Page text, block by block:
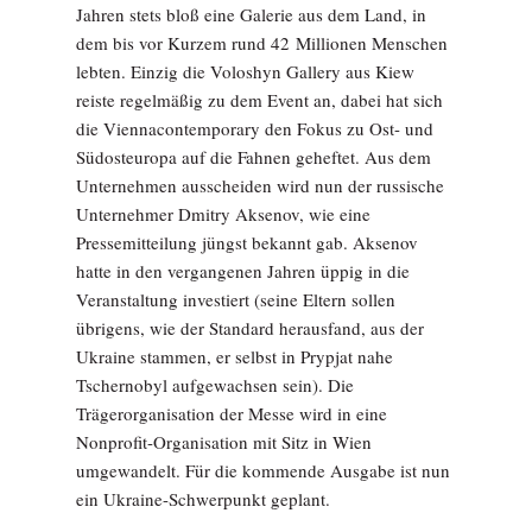
Jahren stets bloß eine Galerie aus dem Land, in
dem bis vor Kurzem rund 42 Millionen Menschen
lebten. Einzig die Voloshyn Gallery aus Kiew
reiste regelmäßig zu dem Event an, dabei hat sich
die Viennacontemporary den Fokus zu Ost- und
Südosteuropa auf die Fahnen geheftet. Aus dem
Unternehmen ausscheiden wird nun der russische
Unternehmer Dmitry Aksenov, wie eine
Pressemitteilung jüngst bekannt gab. Aksenov
hatte in den vergangenen Jahren üppig in die
Veranstaltung investiert (seine Eltern sollen
übrigens, wie der Standard herausfand, aus der
Ukraine stammen, er selbst in Prypjat nahe
Tschernobyl aufgewachsen sein). Die
Trägerorganisation der Messe wird in eine
Nonprofit-Organisation mit Sitz in Wien
umgewandelt. Für die kommende Ausgabe ist nun
ein Ukraine-Schwerpunkt geplant.